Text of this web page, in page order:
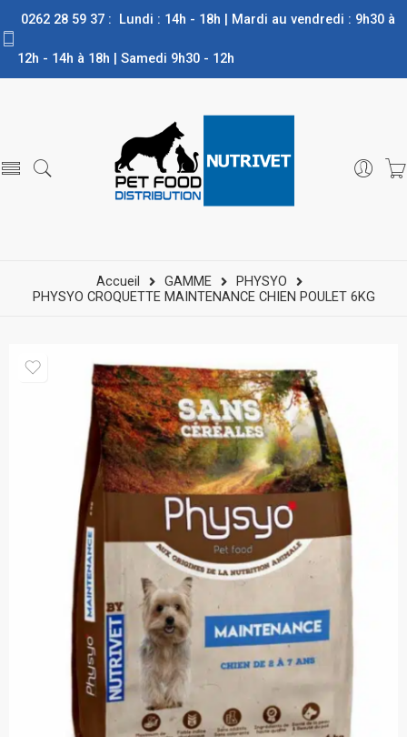
0262 28 59 37 : Lundi : 14h - 18h | Mardi au vendredi : 9h30 à
12h - 14h à 18h | Samedi 9h30 - 12h
Accueil GAMME
PHYSYO
PHYSYO CROQUETTE MAINTENANCE CHIEN POULET 6KG